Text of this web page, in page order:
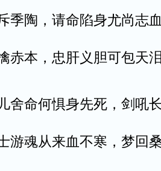
季陶，请命陷身尤尚志
赤本，忠肝义胆可包天
舍命何惧身先死，剑吼
游魂从来血不寒，梦回